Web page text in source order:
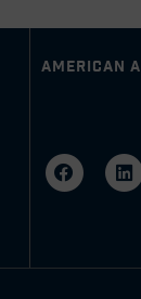
AMERICAN